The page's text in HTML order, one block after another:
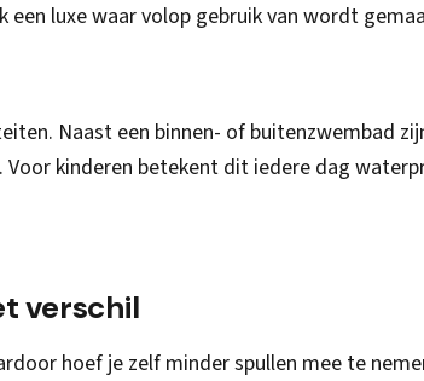
luxe waar volop gebruik van wordt
Naast een binnen- of buitenzwembad
kinderen betekent dit iedere dag
verschil
hoef je zelf minder spullen mee te